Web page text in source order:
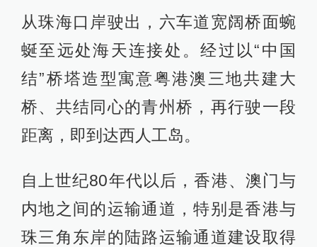
从珠海口岸驶出，六车道宽阔桥面蜿
蜒至远处海天连接处。经过以“中国
结”桥塔造型寓意粤港澳三地共建大
桥、共结同心的青州桥，再行驶一段
距离，即到达西人工岛。
自上世纪80年代以后，香港、澳门与
内地之间的运输通道，特别是香港与
珠三角东岸的陆路运输通道建设取得